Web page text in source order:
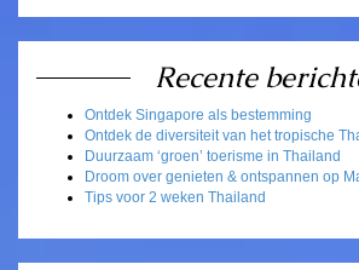
Recente
Ontdek Singapore als bestemming
Ontdek de diversiteit van het tropische
Duurzaam ‘groen’ toerisme in Thailand
Droom over genieten & ontspannen op
Tips voor 2 weken Thailand